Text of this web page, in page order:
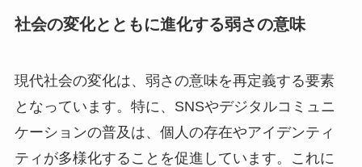
社会の変化とともに進化する弱さの意味
現代社会の変化は、弱さの意味を再定義する要素
となっています。特に、SNSやデジタルコミュニ
ケーションの普及は、個人の存在やアイデンティ
ティが多様化することを促進しています。これに